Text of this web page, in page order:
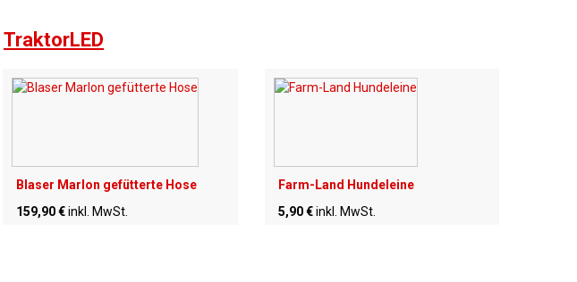
TraktorLED
Blaser Marlon gefütterte Hose
159,90 €inkl. MwSt.
Farm-Land Hundeleine
5,90 € inkl. MwSt.